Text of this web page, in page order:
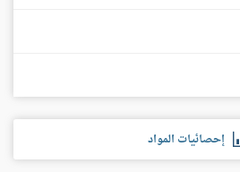
إحصائيات المواد